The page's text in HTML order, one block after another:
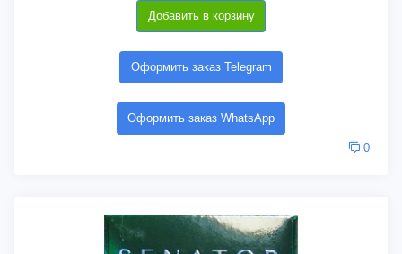
Добавить в корзину
Оформить заказ Telegram
Оформить заказ WhatsApp
0